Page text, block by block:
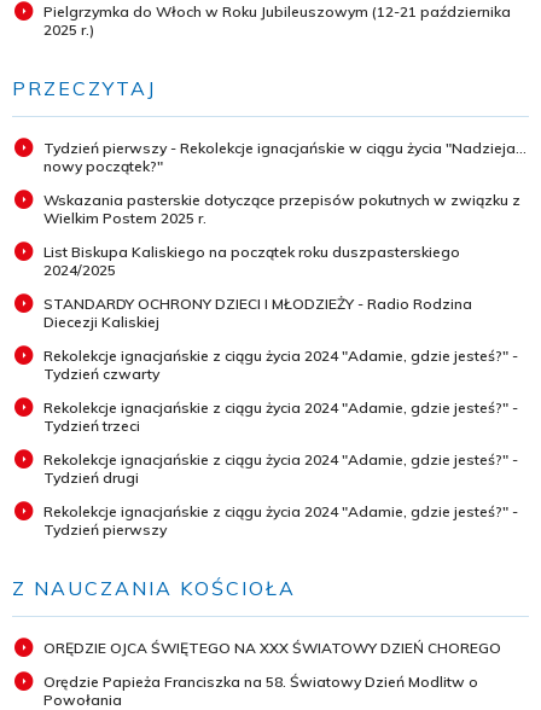
Pielgrzymka do Włoch w Roku Jubileuszowym (12-21 października
2025 r.)
PRZECZYTAJ
Tydzień pierwszy - Rekolekcje ignacjańskie w ciągu życia "Nadzieja...
nowy początek?"
Wskazania pasterskie dotyczące przepisów pokutnych w związku z
Wielkim Postem 2025 r.
List Biskupa Kaliskiego na początek roku duszpasterskiego
2024/2025
STANDARDY OCHRONY DZIECI I MŁODZIEŻY - Radio Rodzina
Diecezji Kaliskiej
Rekolekcje ignacjańskie z ciągu życia 2024 "Adamie, gdzie jesteś?" -
Tydzień czwarty
Rekolekcje ignacjańskie z ciągu życia 2024 "Adamie, gdzie jesteś?" -
Tydzień trzeci
Rekolekcje ignacjańskie z ciągu życia 2024 "Adamie, gdzie jesteś?" -
Tydzień drugi
Rekolekcje ignacjańskie z ciągu życia 2024 "Adamie, gdzie jesteś?" -
Tydzień pierwszy
Z NAUCZANIA KOŚCIOŁA
ORĘDZIE OJCA ŚWIĘTEGO NA XXX ŚWIATOWY DZIEŃ CHOREGO
Orędzie Papieża Franciszka na 58. Światowy Dzień Modlitw o
Powołania